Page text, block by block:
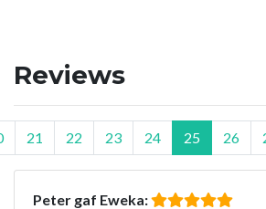
Reviews
21 22 23 24 25 26
Peter gaf Eweka: